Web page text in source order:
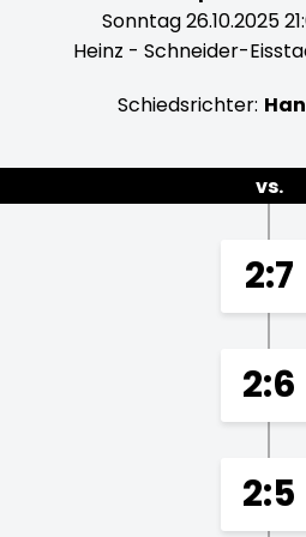
Sonntag 26.10.2025
Heinz - Schneider-
Schiedsrichter:
vs.
2:7
2:6
2:5